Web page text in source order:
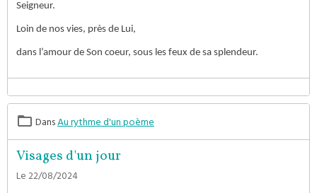
Seigneur.
Loin de nos vies, près de Lui,
dans l’amour de Son coeur, sous les feux de sa splendeur.
DansAu rythme d'un poème
Visages d'un jour
Le 22/08/2024